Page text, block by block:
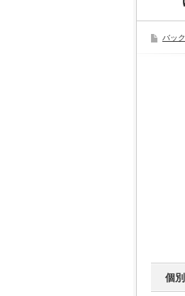
バッ
個